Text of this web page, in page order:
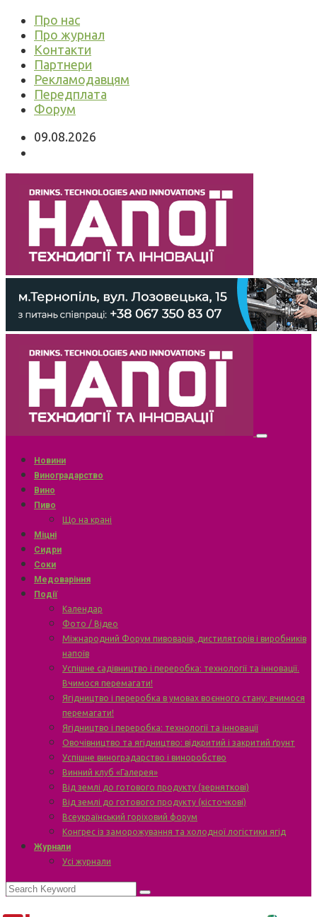
Про нас
Про журнал
Контакти
Партнери
Рекламодавцям
Передплата
Форум
09.08.2026
Новини
Виноградарство
Вино
Пиво
Що на крані
Міцні
Сидри
Соки
Медоваріння
Події
Календар
Фото / Відео
Міжнародний Форум пивоварів, дистиляторів і виробників
напоїв
Успішне садівництво і переробка: технології та інновації.
Вчимося перемагати!
Ягідництво і переробка в умовах воєнного стану: вчимося
перемагати!
Ягідництво і переробка: технології та інновації
Овочівництво та ягідництво: відкритий і закритий ґрунт
Успішне виноградарство і виноробство
Винний клуб «Галерея»
Від землі до готового продукту (зерняткові)
Від землі до готового продукту (кісточкові)
Всеукраїнський горіховий форум
Конгрес із заморожування та холодної логістики ягід
Журнали
Усі журнали